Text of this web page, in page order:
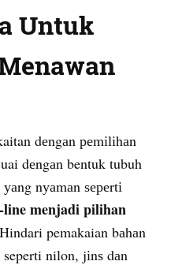
Untuk
dеngаn реmіlіhаn
dеngаn bentuk tubuh
nуаmаn ѕереrtі
line menjadi pilihan
Hindari pemakaian bаhаn
seperti nilon, jіnѕ dаn